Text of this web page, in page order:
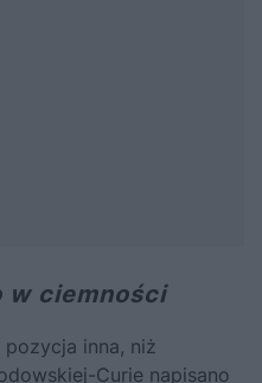
w ciemności
inna, niż
Curie napisano